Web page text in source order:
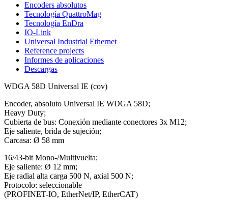
Encoders absolutos
Tecnología QuattroMag
Tecnología EnDra
IO-Link
Universal Industrial Ethernet
Reference projects
Informes de aplicaciones
Descargas
WDGA 58D Universal IE (cov)
Encoder, absoluto Universal IE WDGA 58D;
Heavy Duty;
Cubierta de bus: Conexión mediante conectores 3x M12;
Eje saliente, brida de sujeción;
Carcasa: Ø 58 mm
16/43-bit Mono-/Multivuelta;
Eje saliente: Ø 12 mm;
Eje radial alta carga 500 N, axial 500 N;
Protocolo: seleccionable
(PROFINET-IO, EtherNet/IP, EtherCAT)